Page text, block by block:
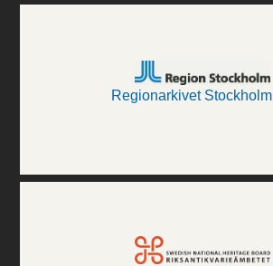
Regionarkivet Stockholm